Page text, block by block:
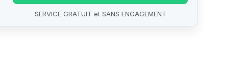
SERVICE GRATUIT et SANS ENGAGEMENT